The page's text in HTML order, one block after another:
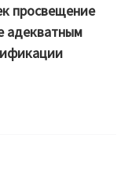
просвещение
адекватным